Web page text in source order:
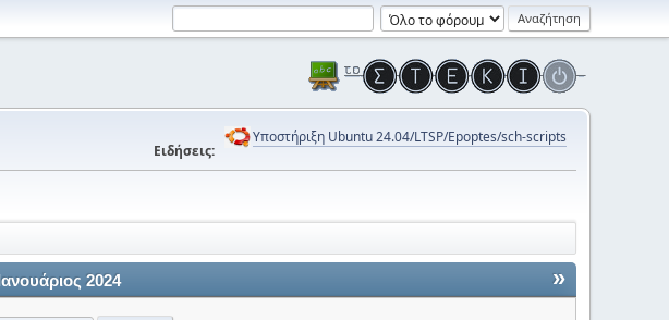
Ειδήσεις:
Υποστήριξη Ubuntu 24.04/LTSP/Epoptes/sch-scripts
»
Ιανουάριος 2024